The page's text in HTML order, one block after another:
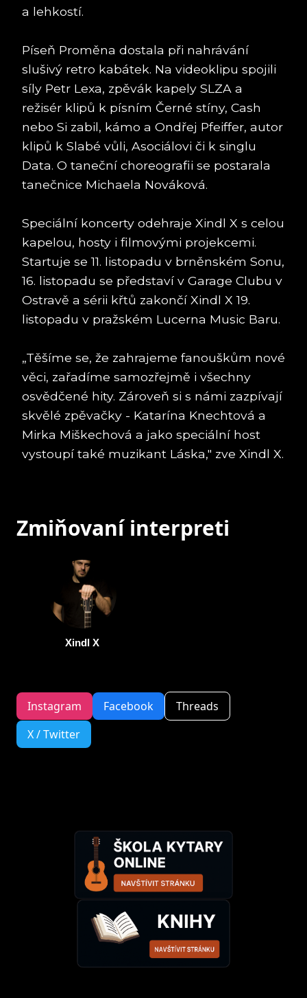
a lehkostí.
Píseň Proměna dostala při nahrávání
slušivý retro kabátek. Na videoklipu spojili
síly Petr Lexa, zpěvák kapely SLZA a
režisér klipů k písním Černé stíny, Cash
nebo Si zabil, kámo a Ondřej Pfeiffer, autor
klipů k Slabé vůli, Asociálovi či k singlu
Data. O taneční choreografii se postarala
tanečnice Michaela Nováková.
Speciální koncerty odehraje Xindl X s celou
kapelou, hosty i filmovými projekcemi.
Startuje se 11. listopadu v brněnském Sonu,
16. listopadu se představí v Garage Clubu v
Ostravě a sérii křtů zakončí Xindl X 19.
listopadu v pražském Lucerna Music Baru.
„Těšíme se, že zahrajeme fanouškům nové
věci, zařadíme samozřejmě i všechny
osvědčené hity. Zároveň si s námi zazpívají
skvělé zpěvačky - Katarína Knechtová a
Mirka Miškechová a jako speciální host
vystoupí také muzikant Láska," zve Xindl X.
Zmiňovaní interpreti
Xindl X
Instagram Facebook
Threads
X / Twitter